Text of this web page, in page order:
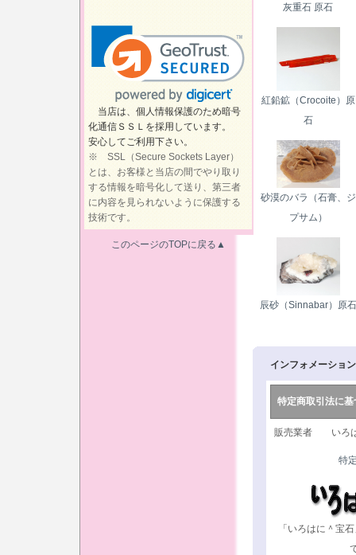
灰重石 原石
紅鉛鉱（Crocoite）原
石
砂漠のバラ（石膏、ジ
プサム）
辰砂（Sinnabar）原石
インフォメーション
特定商取引法に基
販売業者 いろ
特
「いろはに＾宝
当店は、個人情報保護のため暗号
化通信ＳＳＬを採用しています。
安心してご利用下さい。
※ SSL（Secure Sockets Layer）
とは、お客様と当店の間でやり取り
する情報を暗号化して送り、第三者
に内容を見られないように保護する
技術です。
このページのTOPに戻る▲